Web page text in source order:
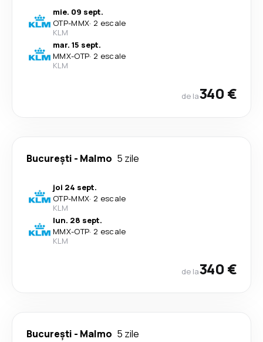
mie. 09 sept.
OTP-MMX· 2 escale
KLM
mar. 15 sept.
MMX-OTP· 2 escale
KLM
de la340 €
București - Malmo 5 zile
joi 24 sept.
OTP-MMX· 2 escale
KLM
lun. 28 sept.
MMX-OTP· 2 escale
KLM
de la340 €
București - Malmo 5 zile